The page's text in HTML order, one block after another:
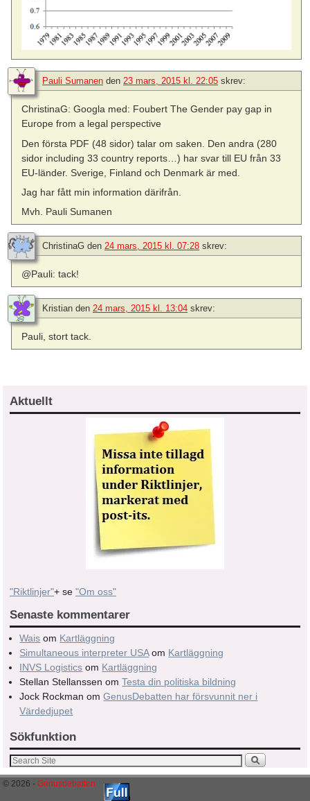
Pauli Sumanen den 23 mars, 2015 kl. 22:05 skrev:
ChristinaG: Googla med: Foubert The Gender pay gap in
Europe from a legal perspective
Den första PDF (48 sidor) talar om saken. Den andra (280
sidor including 33 country reports…) har svar till EU från 33
EU-länder. Sverige, Finland och Denmark är med.
Jag har fått min information därifrån.
Mvh. Pauli Sumanen
ChristinaG den 24 mars, 2015 kl. 07:28 skrev:
@Pauli: tack!
Kristian den 24 mars, 2015 kl. 13:04 skrev:
Pauli, stort tack.
Aktuellt
"Riktlinjer"+ se "Om oss"
Senaste kommentarer
Wais om Kartläggning
Simultaneous interpreter USAom Kartläggning
INVS Logistics om Kartläggning
Stellan Stellanssen omTesta din politiska bildning
Jock Rockman omGenusDebatten har försvunnit ner i
Värdedjupet
Sökfunktion
© 2026 - Genusdebatten